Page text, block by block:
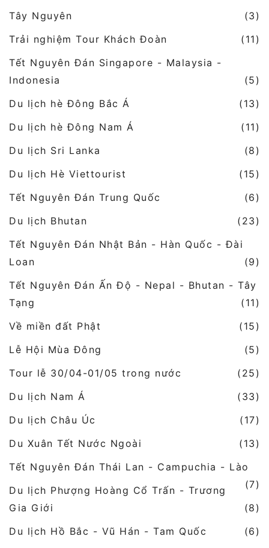
Tây Nguyên
(3)
Trải nghiệm Tour Khách Đoàn
(11)
Tết Nguyên Đán Singapore - Malaysia -
Indonesia
(5)
Du lịch hè Đông Bắc Á
(13)
Du lịch hè Đông Nam Á
(11)
Du lịch Sri Lanka
(8)
Du lịch Hè Viettourist
(15)
Tết Nguyên Đán Trung Quốc
(6)
Du lịch Bhutan
(23)
Tết Nguyên Đán Nhật Bản - Hàn Quốc - Đài
Loan
(9)
Tết Nguyên Đán Ấn Độ - Nepal - Bhutan - Tây
Tạng
(11)
Về miền đất Phật
(15)
Lễ Hội Mùa Đông
(5)
Tour lễ 30/04-01/05 trong nước
(25)
Du lịch Nam Á
(33)
Du lịch Châu Úc
(17)
Du Xuân Tết Nước Ngoài
(13)
Tết Nguyên Đán Thái Lan - Campuchia - Lào
(7)
Du lịch Phượng Hoàng Cổ Trấn - Trương
Gia Giới
(8)
Du lịch Hồ Bắc - Vũ Hán - Tam Quốc
(6)